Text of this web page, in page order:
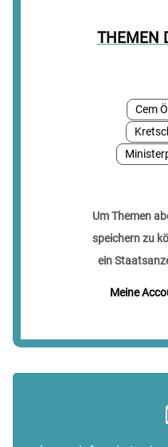
THEMEN
Cem
Um Themen
speichern zu
ein
Meine